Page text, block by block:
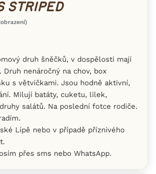
STRIPED
druh šněčků, v dospělosti mají
nenáročný na chov, box
s větvičkami. Jsou hodně aktivní,
Milují batáty, cuketu, lilek,
salátů. Na poslední fotce rodiče.
Lípě nebo v případě příznivého
přes sms nebo WhatsApp.